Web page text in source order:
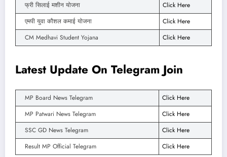
फ्री सिलाई मशीन योजना
Click Here
एमपी युवा कौशल कमाई योजना
Click Here
CM Medhavi Student Yojana
Click Here
Latest Update On Telegram Join
MP Board News Telegram
Click Here
MP Patwari News Telegram
Click Here
SSC GD News Telegram
Click Here
Result MP Official Telegram
Click Here